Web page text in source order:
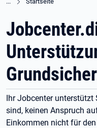
Ihr Jobcenter unterstützt
sind, keinen Anspruch
Einkommen nicht für